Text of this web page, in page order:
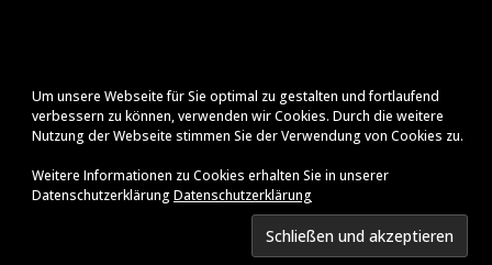
Datenschutzerklärung
© Ralf Zenker
2026
Um unsere Webseite für Sie optimal zu gestalten und fortlaufend
verbessern zu können, verwenden wir Cookies. Durch die weitere
Nutzung der Webseite stimmen Sie der Verwendung von Cookies zu.
Weitere Informationen zu Cookies erhalten Sie in unserer
DatenschutzerklärungDatenschutzerklärung